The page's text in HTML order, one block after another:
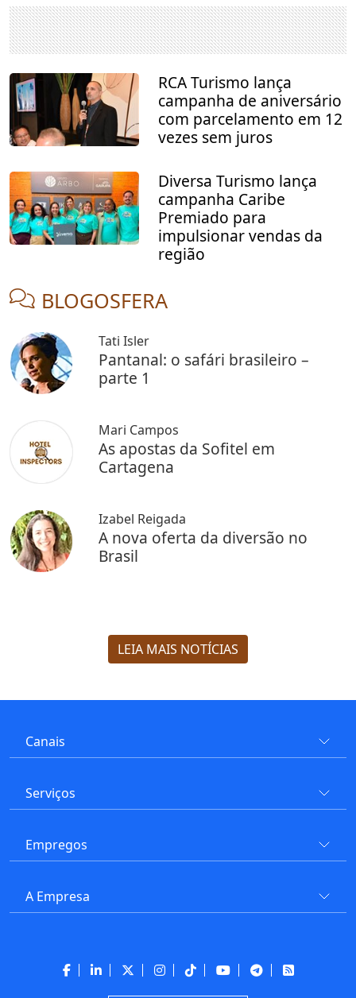
RCA Turismo lança
campanha de aniversário
com parcelamento em 12
vezes sem juros
Diversa Turismo lança
campanha Caribe
Premiado para
impulsionar vendas da
região
BLOGOSFERA
Tati Isler
Pantanal: o safári brasileiro –
parte 1
Mari Campos
As apostas da Sofitel em
Cartagena
Izabel Reigada
A nova oferta da diversão no
Brasil
LEIA MAIS NOTÍCIAS
Canais
Serviços
Empregos
A Empresa